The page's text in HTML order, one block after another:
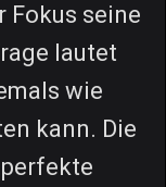
Fokus seine
lautet
wie
kann. Die